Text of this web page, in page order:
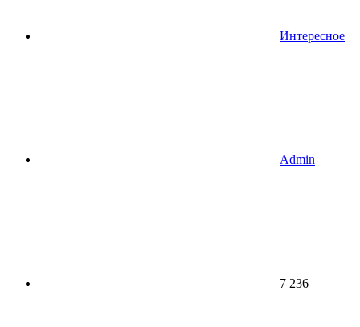
Интересное
Admin
7 236